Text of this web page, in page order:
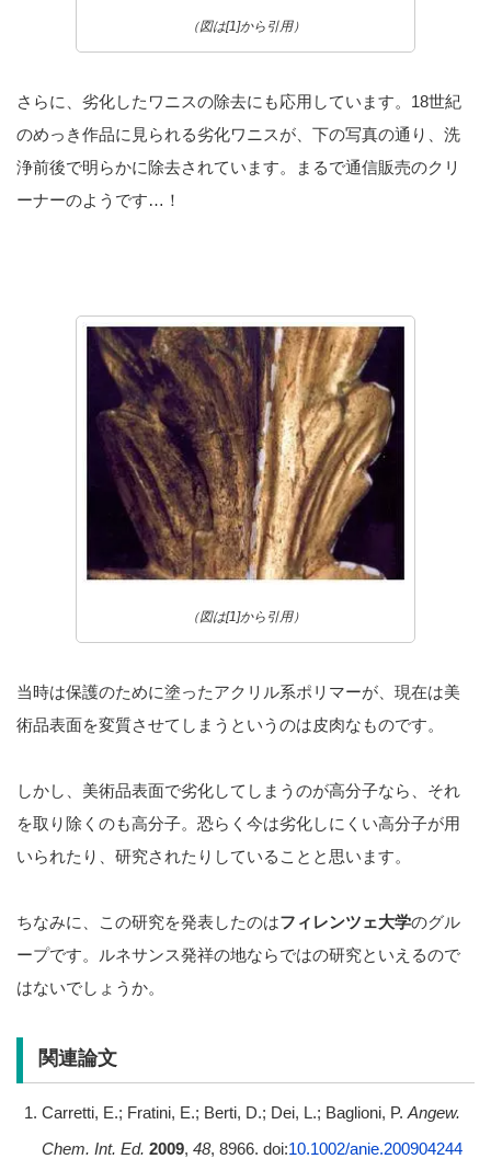
（図は[1]から引用）
さらに、劣化したワニスの除去にも応用しています。18世紀
のめっき作品に見られる劣化ワニスが、下の写真の通り、洗
浄前後で明らかに除去されています。まるで通信販売のクリ
ーナーのようです…！
（図は[1]から引用）
当時は保護のために塗ったアクリル系ポリマーが、現在は美
術品表面を変質させてしまうというのは皮肉なものです。
しかし、美術品表面で劣化してしまうのが高分子なら、それ
を取り除くのも高分子。恐らく今は劣化しにくい高分子が用
いられたり、研究されたりしていることと思います。
ちなみに、この研究を発表したのはフィレンツェ大学のグル
ープです。ルネサンス発祥の地ならではの研究といえるので
はないでしょうか。
関連論文
Carretti, E.; Fratini, E.; Berti, D.; Dei, L.; Baglioni, P. Angew.
Chem. Int. Ed. 2009, 48, 8966. doi:10.1002/anie.200904244